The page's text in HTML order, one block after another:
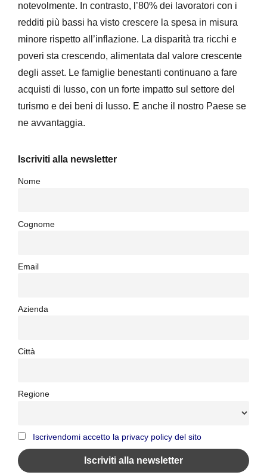
notevolmente. In contrasto, l’80% dei lavoratori con i
redditi più bassi ha visto crescere la spesa in misura
minore rispetto all’inflazione. La disparità tra ricchi e
poveri sta crescendo, alimentata dal valore crescente
degli asset. Le famiglie benestanti continuano a fare
acquisti di lusso, con un forte impatto sul settore del
turismo e dei beni di lusso. E anche il nostro Paese se
ne avvantaggia.
Iscriviti alla newsletter
Nome
Cognome
Email
Azienda
Città
Regione
Iscrivendomi accetto la privacy policy del sito